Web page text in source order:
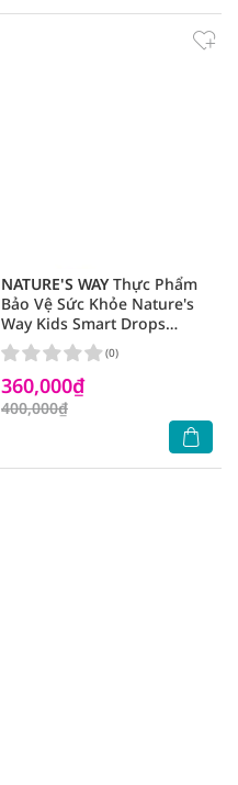
NATURE'S WAYThực Phẩm
Bảo Vệ Sức Khỏe Nature's
Way Kids Smart Drops
Vitamin D3 + K2 11ml
360,000₫
400,000₫
(0)